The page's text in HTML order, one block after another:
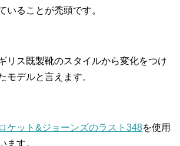
いることが禿頭です。
リス既製靴のスタイルから変化をつけ
モデルと言えます。
ケット&ジョーンズのラスト348を使用
ます。